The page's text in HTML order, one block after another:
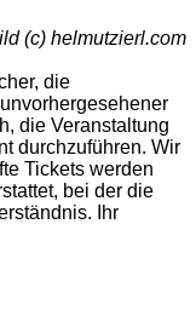
(c) helmutzierl.com
die
die Veranstaltung
durchzuführen. Wir
Tickets werden
bei der die
Ihr